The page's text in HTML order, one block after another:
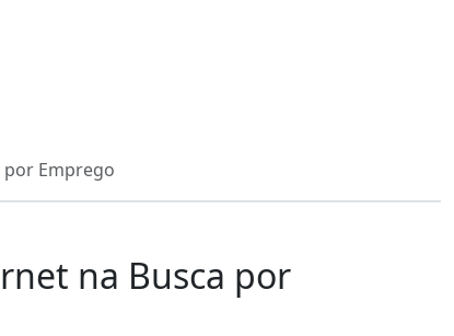
Emprego
na Busca por